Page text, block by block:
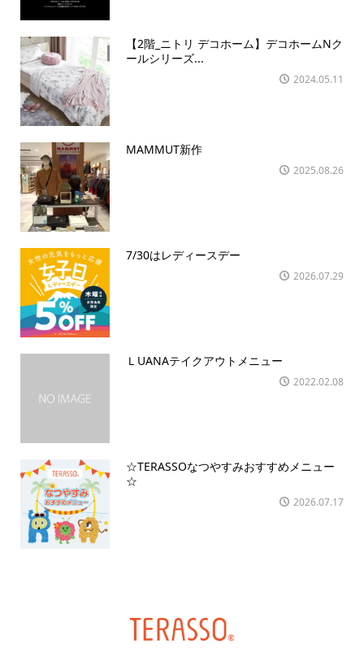
【2階_ニトリ デコホーム】デコホームNク
ールシリーズ...
2024.05.11
MAMMUT新作
2025.08.26
7/30はレディースデー
2026.07.29
ＬUANAテイクアウトメニュー
2022.02.08
☆TERASSOなつやすみおすすめメニュー
☆
2026.07.17